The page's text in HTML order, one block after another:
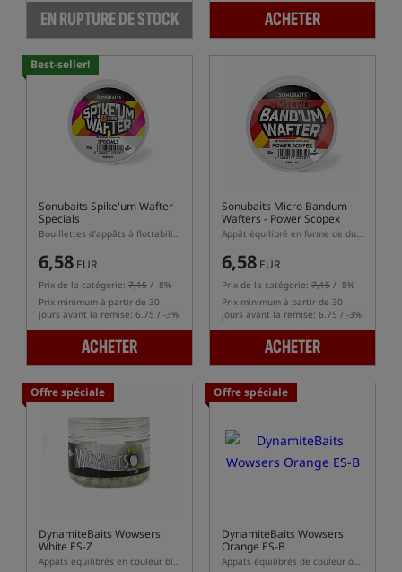
EN RUPTURE DE STOCK ACHETER
Best-seller!
Sonubaits Spike'um Wafter
Specials
Bouillettes d’appâts à flottabilité équilibrée (wafters)
6,58 EUR
Prix de la catégorie: 7,15 / -8%
Prix minimum à partir de 30
jours avant la remise: 6.75 / -3%
ACHETER
Sonubaits Micro Bandum
Wafters - Power Scopex
Appât équilibré en forme de dumbbells
6,58 EUR
Prix de la catégorie: 7,15 / -8%
Prix minimum à partir de 30
jours avant la remise: 6.75 / -3%
ACHETER
Offre spéciale
DynamiteBaits Wowsers
White ES-Z
Appâts équilibrés en couleur blanche
Offre spéciale
DynamiteBaits Wowsers
Orange ES-B
Appâts équilibrés de couleur orange